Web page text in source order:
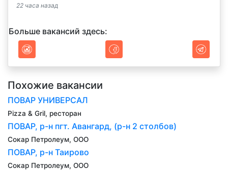
22 часа назад
Больше вакансий здесь:
Похожие вакансии
ПОВАР УНИВЕРСАЛ
Pizza & Gril, ресторан
ПОВАР, р-н пгт. Авангард, (р-н 2 столбов)
Сокар Петролеум, ООО
ПОВАР, р-н Таирово
Сокар Петролеум, ООО